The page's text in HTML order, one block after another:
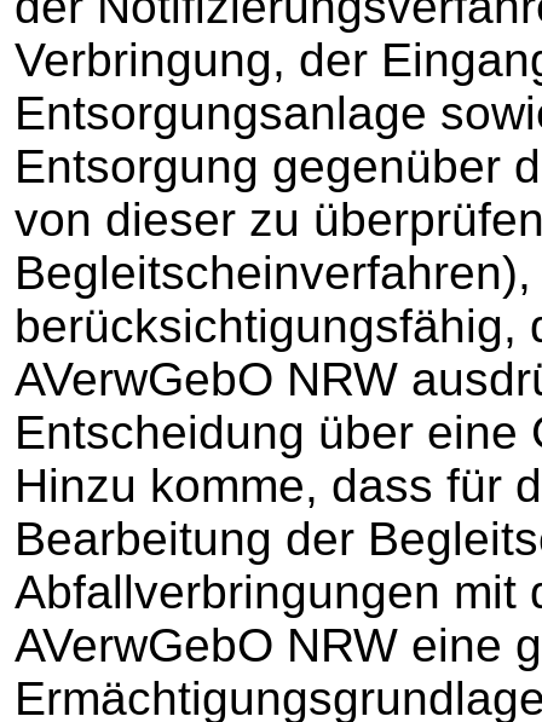
Verbringung, der
Entsorgungsanlage
Entsorgung gegenüber
von dieser zu
berücksichtigungsfähig,
AVerwGebO NRW
Entscheidung über eine
Hinzu komme, dass für
Bearbeitung der
Abfallverbringungen mit
AVerwGebO NRW eine